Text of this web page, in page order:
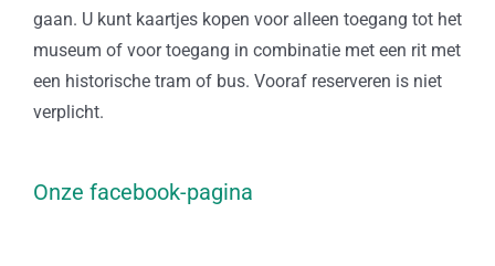
gaan. U kunt kaartjes kopen voor alleen toegang tot het
museum of voor toegang in combinatie met een rit met
een historische tram of bus. Vooraf reserveren is niet
verplicht.
Onze facebook-pagina